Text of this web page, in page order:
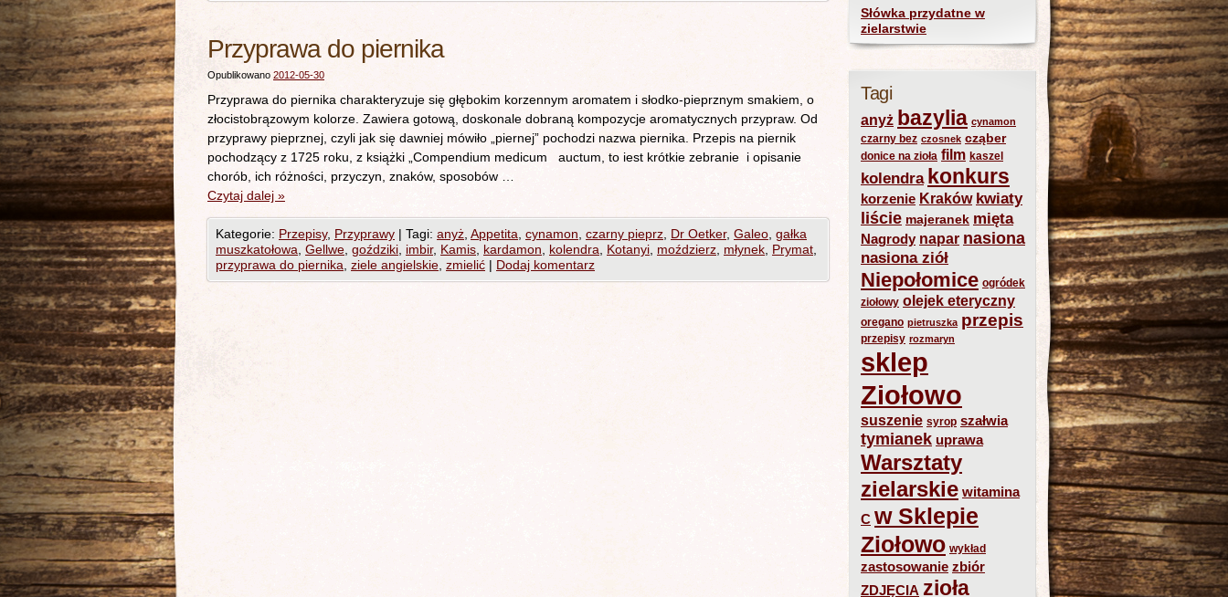
Przyprawa do piernika
Opublikowano 2012-05-30
Przyprawa do piernika charakteryzuje się głębokim korzennym aromatem i słodko-pieprznym smakiem, o
złocistobrązowym kolorze. Zawiera gotową, doskonale dobraną kompozycje aromatycznych przypraw. Od
przyprawy pieprznej, czyli jak się dawniej mówiło „piernej” pochodzi nazwa piernika. Przepis na piernik
pochodzący z 1725 roku, z książki „Compendium medicum auctum, to iest krótkie zebranie i opisanie
chorób, ich różności, przyczyn, znaków, sposobów …
Czytaj dalej »
Kategorie: Przepisy, Przyprawy | Tagi: anyż Appetita cynamon czarny pieprz Dr Oetker, Galeo gałka
muszkatołowa Gellwe goździki imbir, Kamis kardamon kolendra Kotanyi moździerz młynek Prymat
przyprawa do piernika ziele angielskie zmielić | Dodaj komentarz
Słówka przydatne w
zielarstwie
Tagi
anyż bazylia cynamon
czarny bez czosnek cząber
donice na zioła film kaszel
kolendra konkurs
korzenie Kraków kwiaty
liście majeranek mięta
Nagrody napar nasiona
nasiona ziół
Niepołomice ogródek
ziołowy olejek eteryczny
oregano pietruszka przepis
przepisy rozmaryn
sklep
Ziołowo
suszenie syrop szałwia
tymianek uprawa
Warsztaty
zielarskie witamina
C w Sklepie
Ziołowo wykład
zastosowanie zbiór
ZDJĘCIA zioła